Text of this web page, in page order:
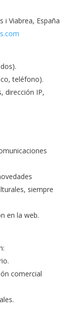
i Viabrea, España
teléfono).
dirección IP,
siempre
en la web.
comercial